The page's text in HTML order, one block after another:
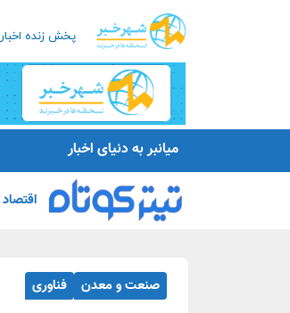
پخش زنده اخبار